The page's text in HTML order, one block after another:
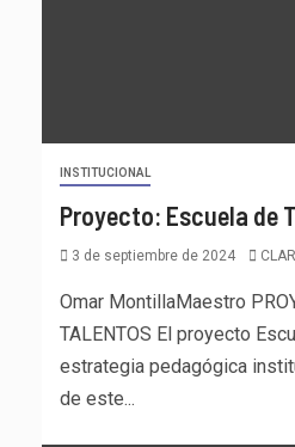
INSTITUCIONAL
Proyecto: Escuela de
3 de septiembre de 2024
Omar MontillaMaestro
TALENTOS El proyecto
estrategia pedagógica
de este...